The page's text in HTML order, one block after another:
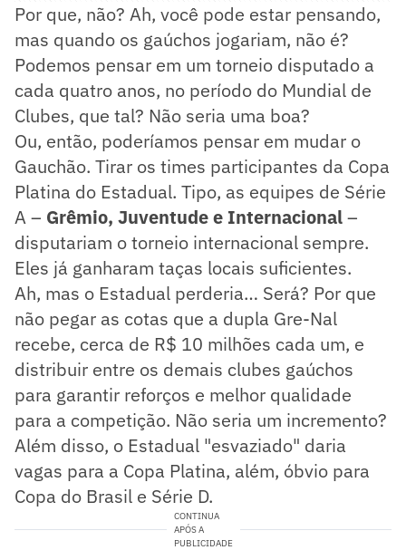
Por que, não? Ah, você pode estar pensando,
mas quando os gaúchos jogariam, não é?
Podemos pensar em um torneio disputado a
cada quatro anos, no período do Mundial de
Clubes, que tal? Não seria uma boa?
Ou, então, poderíamos pensar em mudar o
Gauchão. Tirar os times participantes da Copa
Platina do Estadual. Tipo, as equipes de Série
A – Grêmio, Juventude e Internacional–
disputariam o torneio internacional sempre.
Eles já ganharam taças locais suficientes.
Ah, mas o Estadual perderia… Será? Por que
não pegar as cotas que a dupla Gre-Nal
recebe, cerca de R$ 10 milhões cada um, e
distribuir entre os demais clubes gaúchos
para garantir reforços e melhor qualidade
para a competição. Não seria um incremento?
Além disso, o Estadual "esvaziado" daria
vagas para a Copa Platina, além, óbvio para
Copa do Brasil e Série D.
CONTINUA
APÓS A
PUBLICIDADE